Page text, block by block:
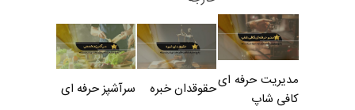
مدیریت حرفه ای
کافی شاپ
حقوقدان خبره سرآشپز حرفه ای